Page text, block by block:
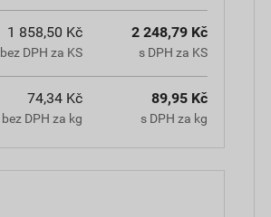
1 858,50 Kč
bez DPH za KS
2 248,79 Kč
s DPH za KS
74,34 Kč
bez DPH za kg
89,95 Kč
s DPH za kg